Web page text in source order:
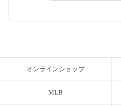
オンラインショップ
MLB